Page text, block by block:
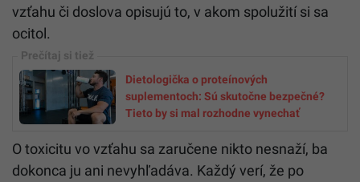
vzťahu či doslova opisujú to, v akom spolužití si sa
ocitol.
Dietologička o proteínových
suplementoch: Sú skutočne bezpečné?
Tieto by si mal rozhodne vynechať
O toxicitu vo vzťahu sa zaručene nikto nesnaží, ba
dokonca ju ani nevyhľadáva. Každý verí, že po